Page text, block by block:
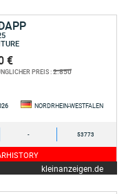
€
PREIS :2.850
NORDRHEIN-WESTFALEN
- 53773
kleinanzeigen.de